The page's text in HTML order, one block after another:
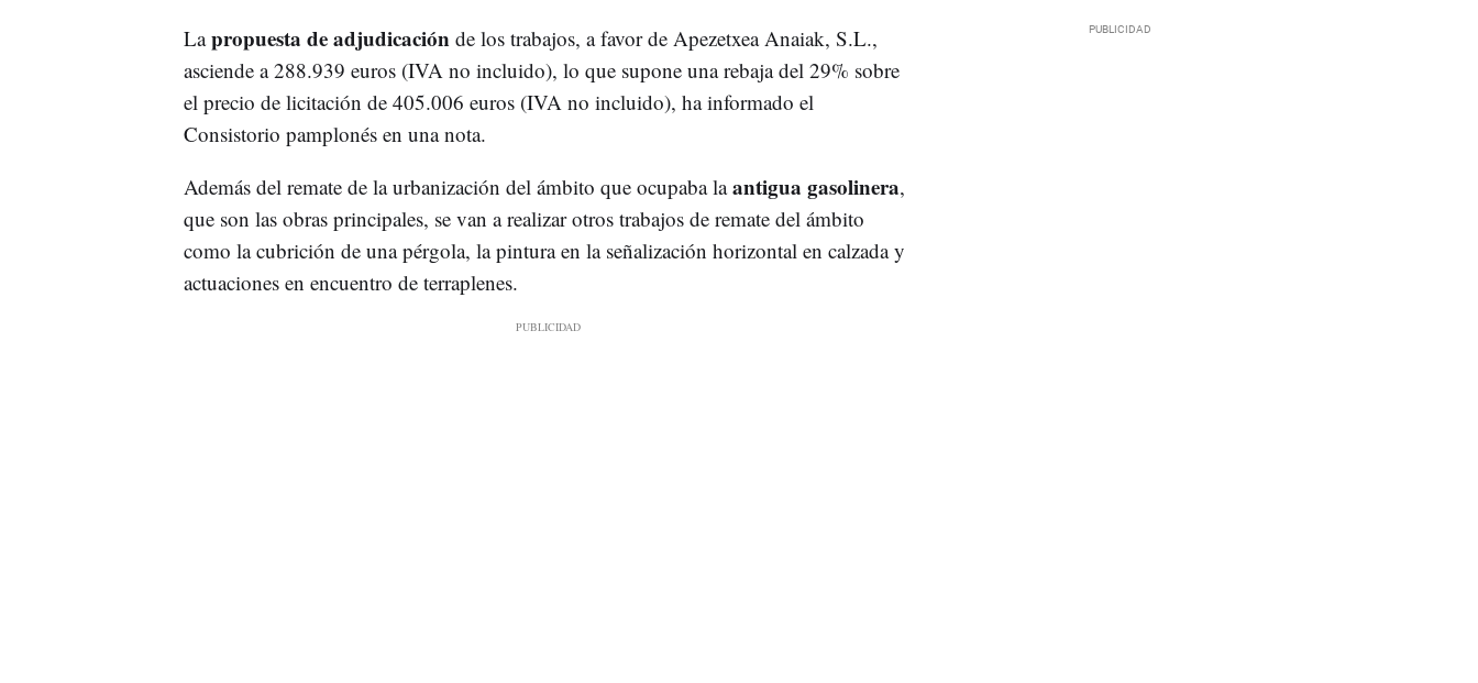
Lapropuesta de adjudicación de los trabajos, a favor de Apezetxea Anaiak, S.L.,
asciende a 288.939 euros (IVA no incluido), lo que supone una rebaja del 29% sobre
el precio de licitación de 405.006 euros (IVA no incluido), ha informado el
Consistorio pamplonés en una nota.
Además del remate de la urbanización del ámbito que ocupaba laantigua gasolinera,
que son las obras principales, se van a realizar otros trabajos de remate del ámbito
como la cubrición de una pérgola, la pintura en la señalización horizontal en calzada y
actuaciones en encuentro de terraplenes.